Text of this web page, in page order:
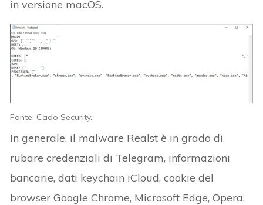
in versione macOS.
Fonte: Cado Security.
In generale, il malware Realst è in grado di
rubare credenziali di Telegram, informazioni
bancarie, dati keychain iCloud, cookie del
browser Google Chrome, Microsoft Edge, Opera,